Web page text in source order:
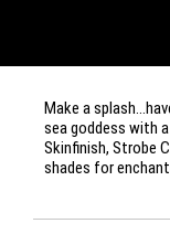
Make a
sea goddess with
Skinfinish, Strobe
shades for